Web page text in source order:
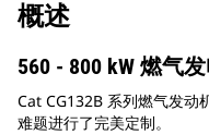
概述
560 - 800 kW 燃气
Cat CG132B 系列燃气发动
难题进行了完美定制。